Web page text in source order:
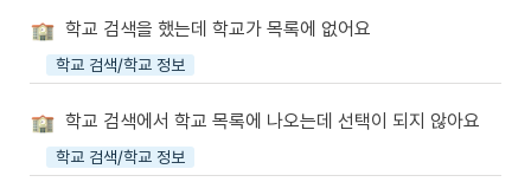
학교 검색을 했는데 학교가 목록에 없어요
학교 검색/학교 정보
학교 검색에서 학교 목록에 나오는데 선택이 되지 않아요
학교 검색/학교 정보